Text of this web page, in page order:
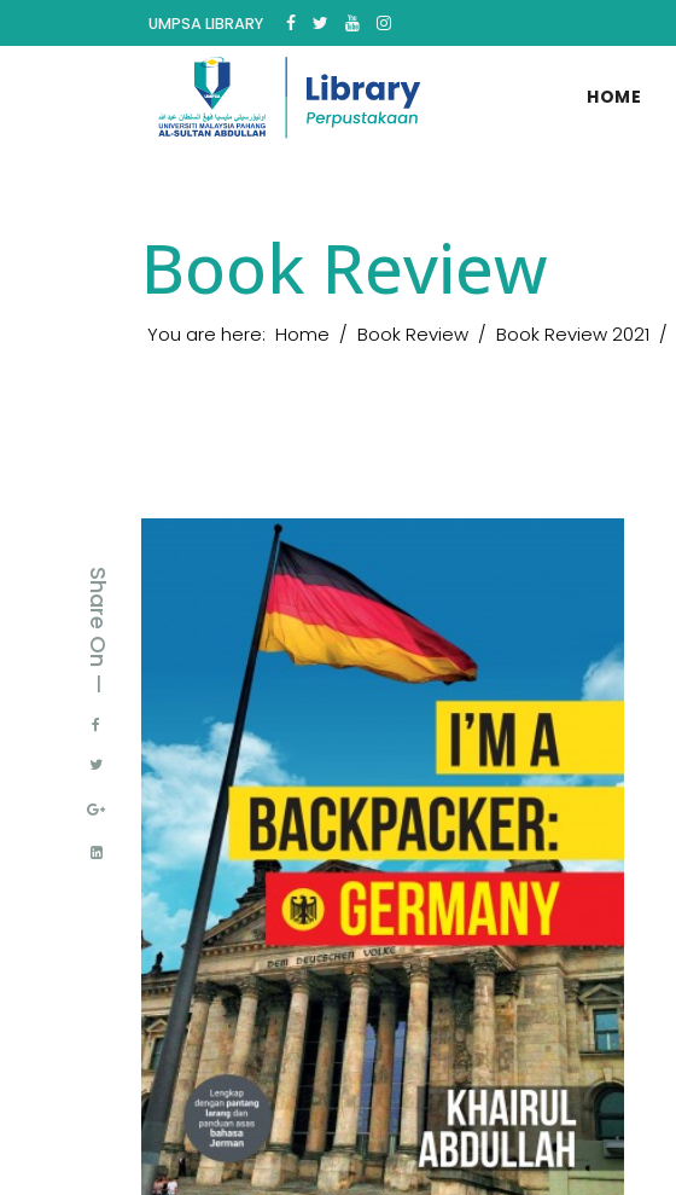
UMPSA LIBRARY
HOME
Book Review
You are here: Home Book Review Book Review 2021
Share On —